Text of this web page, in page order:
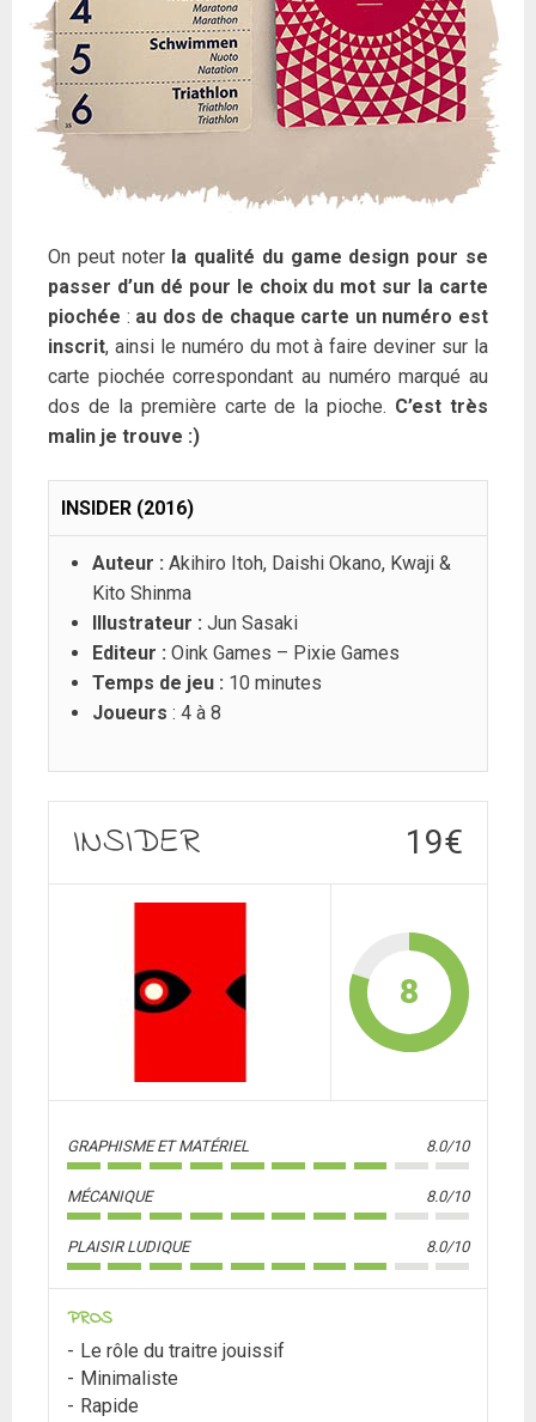
On peut noter la qualité du game design pour se
passer d’un dé pour le choix du mot sur la carte
piochée : au dos de chaque carte un numéro est
inscrit, ainsi le numéro du mot à faire deviner sur la
carte piochée correspondant au numéro marqué au
dos de la première carte de la pioche. C’est très
malin je trouve :)
INSIDER (2016)
Auteur : Akihiro Itoh, Daishi Okano, Kwaji &
Kito Shinma
Illustrateur : Jun Sasaki
Editeur : Oink Games – Pixie Games
Temps de jeu : 10 minutes
Joueurs : 4 à 8
INSIDER 19€
8
GRAPHISME ET MATÉRIEL 8.0/10
MÉCANIQUE 8.0/10
PLAISIR LUDIQUE 8.0/10
PROS
Le rôle du traitre jouissif
Minimaliste
Rapide